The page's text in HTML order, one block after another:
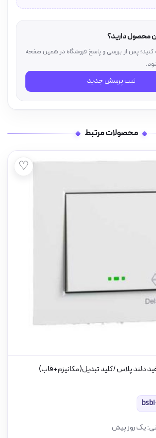
محصول دارید؟
کنید؛ پس از بررسی و پاسخ فروشگاه در همین صفحه
ثبت پرسش جدید
محصولات مرتبط
♡
دلند پلاس /کلید تبدیل(مکانیزم+قاب)
یک روز پیش